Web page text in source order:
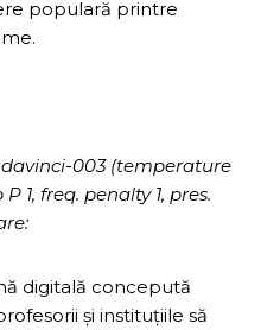
populară printre
003 (temperature
1, freq. penalty 1, pres.
digitală concepută
și instituțiile să